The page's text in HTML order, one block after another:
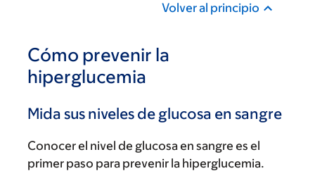
Volver al principio
Cómo prevenir la
hiperglucemia
Mida sus niveles de glucosa en sangre
Conocer el nivel de glucosa en sangre es el
primer paso para prevenir la hiperglucemia.